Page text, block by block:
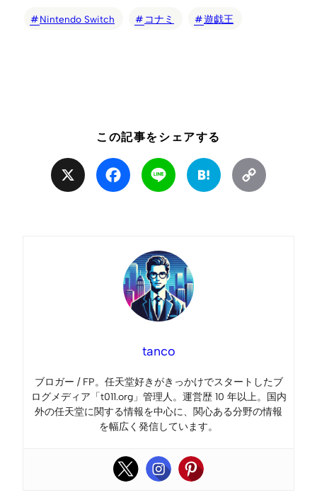
Nintendo Switch コナミ 遊戯王
この記事をシェアする
Facebook Line Hatena
tanco
ブロガー / FP。任天堂好きがきっかけでスタートしたブ
ログメディア「t011.org」管理人。運営歴 10 年以上。国内
外の任天堂に関する情報を中心に、関心ある分野の情報
を幅広く発信しています。